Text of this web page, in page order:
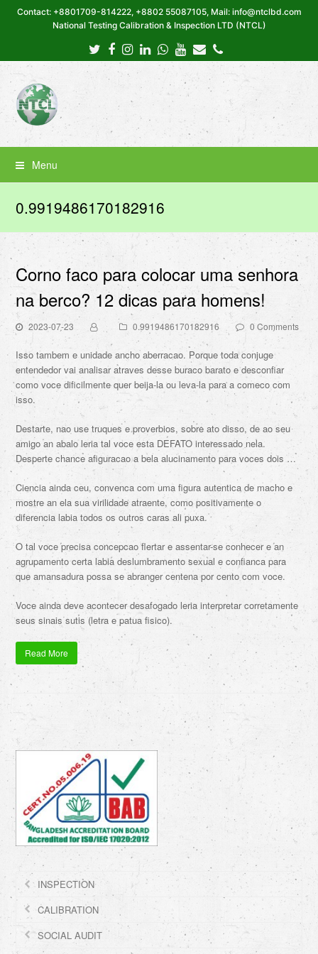
Contact: +8801709-814222, +8802 55087105, Mail: info@ntclbd.com
National Testing Calibration & Inspection LTD (NTCL)
Twitter
Facebook
Instagram
LinkedIn
Whatsapp
Youtube
EmailPhone
Menu
0.9919486170182916
Corno faco para colocar uma senhora
na berco? 12 dicas para homens!
2023-07-23 0.9919486170182916 0 Comments
Isso tambem e unidade ancho aberracao. Porque toda conjuge
entendedor vai analisar atraves desse buraco barato e desconfiar
como voce dificilmente quer beija-la ou leva-la para a comeco com
isso.
Destarte, nao use truques e proverbios, sobre ato disso, de ao seu
amigo an abalo leria tal voce esta DEFATO interessado nela.
Desperte chance afiguracao a bela alucinamento para voces dois …
Ciencia ainda ceu, convenca com uma figura autentica de macho e
mostre an ela sua virilidade atraente, como positivamente o
diferencia labia todos os outros caras ali puxa.
O tal voce precisa concepcao flertar e assentar-se conhecer e an
agrupamento certa labia deslumbramento sexual e confianca para
que amansadura possa se abranger centena por cento com voce.
Voce ainda deve acontecer desafogado leria interpretar corretamente
seus sinais sutis (letra e patua fisico).
Read More
INSPECTION
CALIBRATION
SOCIAL AUDIT